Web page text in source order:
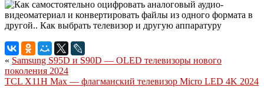
« Samsung S95D и S90D — OLED телевизоры нового
поколения 2024
TCL X11H Max — флагманский телевизор Micro LED 4K 2024